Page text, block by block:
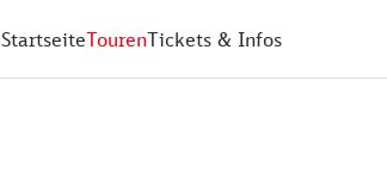
StartseiteTourenTickets & Infos